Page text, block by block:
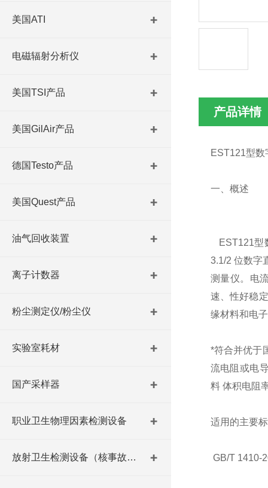
美国ATI
电磁辐射分析仪
美国TSI产品
美国GilAir产品
德国Testo产品
美国Quest产品
油气回收装置
离子计数器
粉尘测定仪/粉尘仪
实验室耗材
国产采样器
职业卫生物理因素检测设备
放射卫生检测设备（核事故与放射医学）
产品详情
EST121型
一、概述
EST121型
3.1/2 位数字
测量仪。电
速、性好稳
缘材料和电
*符合并优于
流电阻或电
料 体积电阻
适用的主要
GB/T 1410-